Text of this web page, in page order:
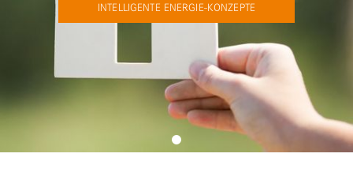
INTELLIGENTE ENERGIE-KONZEPTE